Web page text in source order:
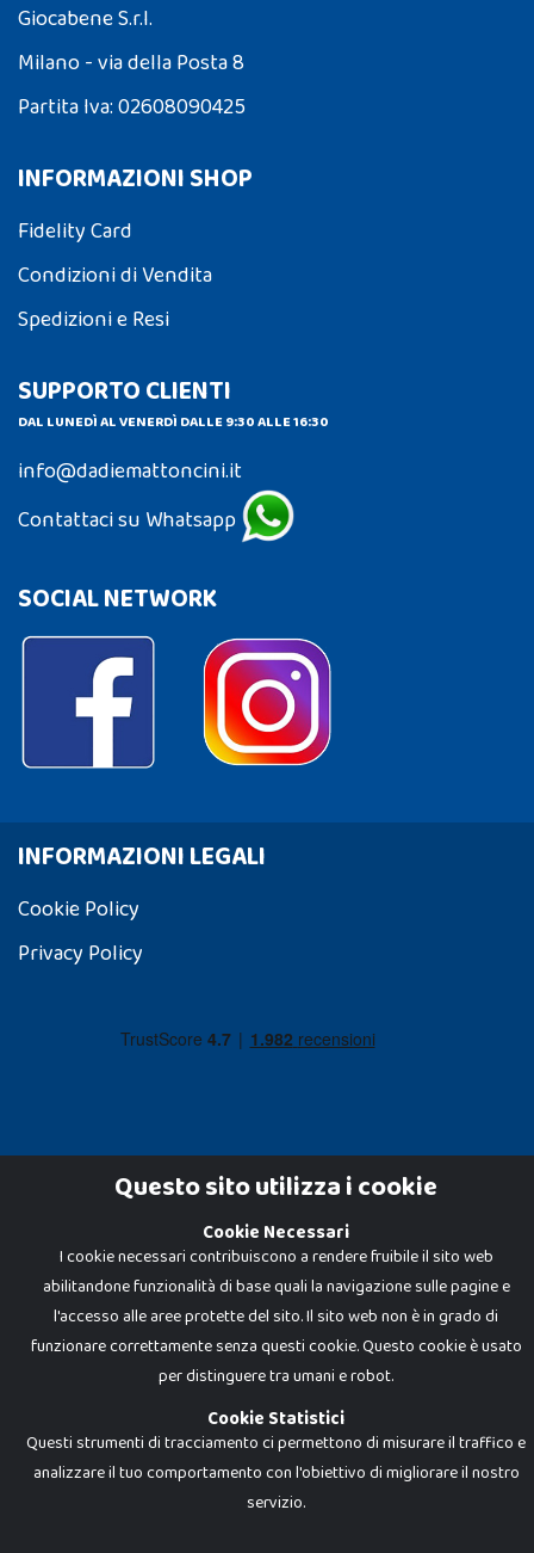
Giocabene S.r.l.
Milano - via della Posta 8
Partita Iva: 02608090425
INFORMAZIONI SHOP
Fidelity Card
Condizioni di Vendita
Spedizioni e Resi
SUPPORTO CLIENTI
DAL LUNEDÌ AL VENERDÌ DALLE 9:30 ALLE 16:30
info@dadiemattoncini.it
Contattaci su Whatsapp
SOCIAL NETWORK
INFORMAZIONI LEGALI
Cookie Policy
Privacy Policy
Dadi e Mattoncini è un brand di Giocabene Srl. Ogni riproduzione o utilizzo non
espressamente autorizzato è severamente vietato. Tutti i loghi, marchi,
brand elencati nel presente shop sono di proprietà dei rispettivi titolari.
I prezzi e le promozioni pubblicate potrebbero differire da quanto esposto in
negozio.
Giocabene Srl - via della Posta 8, 20123 Milano (MI)
P.IVA 02608090425 - REA AN201199 - C.S. 10.000 i.v.
Questo sito utilizza i cookie
Cookie Necessari
I cookie necessari contribuiscono a rendere fruibile il sito web
abilitandone funzionalità di base quali la navigazione sulle pagine e
l'accesso alle aree protette del sito. Il sito web non è in grado di
funzionare correttamente senza questi cookie. Questo cookie è usato
per distinguere tra umani e robot.
Cookie Statistici
Questi strumenti di tracciamento ci permettono di misurare il traffico e
analizzare il tuo comportamento con l'obiettivo di migliorare il nostro
servizio.